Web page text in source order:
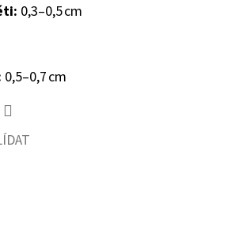
0,3–0,5 cm
0,5–0,7 cm